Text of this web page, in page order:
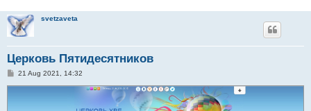
svetzaveta
Церковь Пятидесятников
P
s
21 Aug 2021, 14:32